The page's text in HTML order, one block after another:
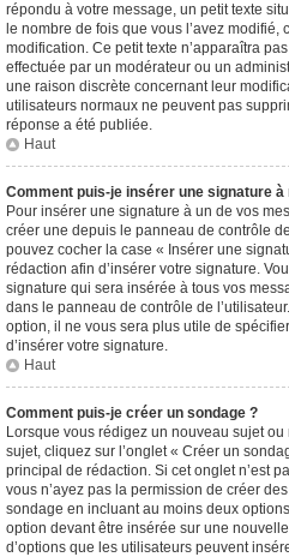
répondu à votre message, un petit texte
le nombre de fois que vous l’avez modifié,
modification. Ce petit texte n’apparaîtra pas
effectuée par un modérateur ou un
une raison discrète concernant leur
utilisateurs normaux ne peuvent pas
réponse a été publiée.
Haut
Comment puis-je insérer une signature à
Pour insérer une signature à un de vos
créer une depuis le panneau de contrôle
pouvez cocher la case « Insérer une
rédaction afin d’insérer votre signature.
signature qui sera insérée à tous vos
dans le panneau de contrôle de
option, il ne vous sera plus utile de
d’insérer votre signature.
Haut
Comment puis-je créer un sondage ?
Lorsque vous rédigez un nouveau sujet
sujet, cliquez sur l’onglet « Créer un
principal de rédaction. Si cet onglet n’est
vous n’ayez pas la permission de créer
sondage en incluant au moins deux
option devant être insérée sur une
d’options que les utilisateurs peuvent